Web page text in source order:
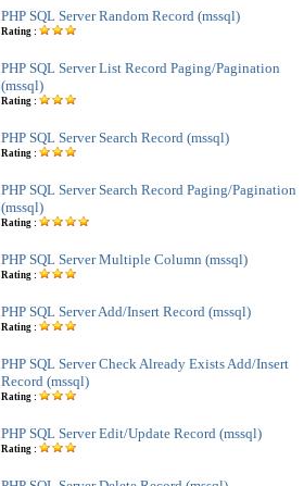
PHP SQL Server Random Record (mssql)
Rating :
PHP SQL Server List Record Paging/Pagination
(mssql)
Rating :
PHP SQL Server Search Record (mssql)
Rating :
PHP SQL Server Search Record Paging/Pagination
(mssql)
Rating :
PHP SQL Server Multiple Column (mssql)
Rating :
PHP SQL Server Add/Insert Record (mssql)
Rating :
PHP SQL Server Check Already Exists Add/Insert
Record (mssql)
Rating :
PHP SQL Server Edit/Update Record (mssql)
Rating :